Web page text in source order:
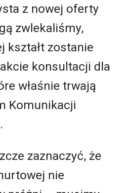
z nowej oferty
zwlekaliśmy,
kształt zostanie
konsultacji dla
właśnie trwają
Komunikacji
zaznaczyć, że
nie